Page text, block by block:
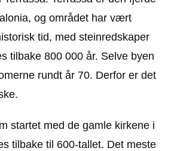
og området har vært
tid, med steinredskaper
tilbake 800 000 år. Selve byen
rundt år 70. Derfor er det
startet med de gamle kirkene i
tilbake til 600-tallet. Det meste